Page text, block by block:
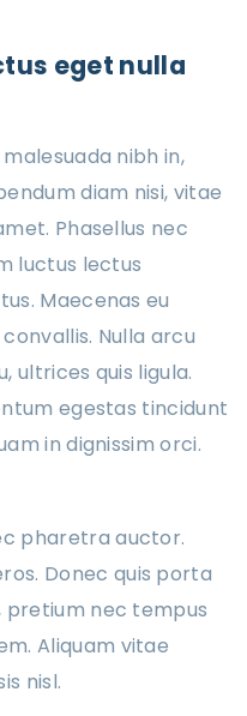
eget nulla
nibh in,
diam nisi, vitae
Phasellus nec
luctus lectus
Maecenas eu
Nulla arcu
ultrices quis ligula.
egestas tincidunt
in dignissim orci.
pharetra auctor.
Donec quis porta
pretium nec tempus
Aliquam vitae
nisl.